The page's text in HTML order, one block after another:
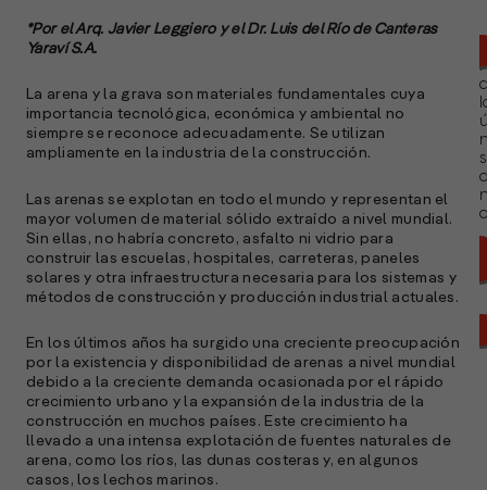
*Por el Arq. Javier Leggiero y el Dr. Luis del Río de Canteras
Yaraví S.A.
La arena y la grava son materiales fundamentales cuya
importancia tecnológica, económica y ambiental no
siempre se reconoce adecuadamente. Se utilizan
ampliamente en la industria de la construcción.
Las arenas se explotan en todo el mundo y representan el
mayor volumen de material sólido extraído a nivel mundial.
Sin ellas, no habría concreto, asfalto ni vidrio para
construir las escuelas, hospitales, carreteras, paneles
solares y otra infraestructura necesaria para los sistemas y
métodos de construcción y producción industrial actuales.
En los últimos años ha surgido una creciente preocupación
por la existencia y disponibilidad de arenas a nivel mundial
debido a la creciente demanda ocasionada por el rápido
crecimiento urbano y la expansión de la industria de la
construcción en muchos países. Este crecimiento ha
llevado a una intensa explotación de fuentes naturales de
arena, como los ríos, las dunas costeras y, en algunos
casos, los lechos marinos.